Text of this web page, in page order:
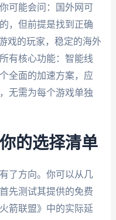
可能会问：国外网可
，但前提是找到正确
戏的玩家，稳定的海外
有核心功能：智能线
全面的加速方案，应
无需为每个游戏单独
的选择清单
了方向。你可以从几
先测试其提供的免费
箭联盟》中的实际延